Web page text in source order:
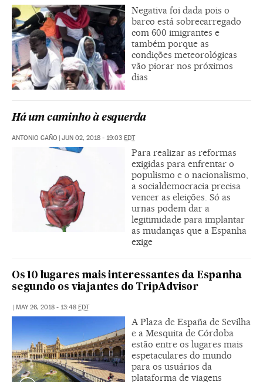
Negativa foi dada pois o
barco está sobrecarregado
com 600 imigrantes e
também porque as
condições meteorológicas
vão piorar nos próximos
dias
Há um caminho à esquerda
ANTONIO CAÑO | JUN 02, 2018 - 19:03 EDT
Para realizar as reformas
exigidas para enfrentar o
populismo e o nacionalismo,
a socialdemocracia precisa
vencer as eleições. Só as
urnas podem dar a
legitimidade para implantar
as mudanças que a Espanha
exige
Os 10 lugares mais interessantes da Espanha
segundo os viajantes do TripAdvisor
| MAY 26, 2018 - 13:48 EDT
A Plaza de España de Sevilha
e a Mesquita de Córdoba
estão entre os lugares mais
espetaculares do mundo
para os usuários da
plataforma de viagens